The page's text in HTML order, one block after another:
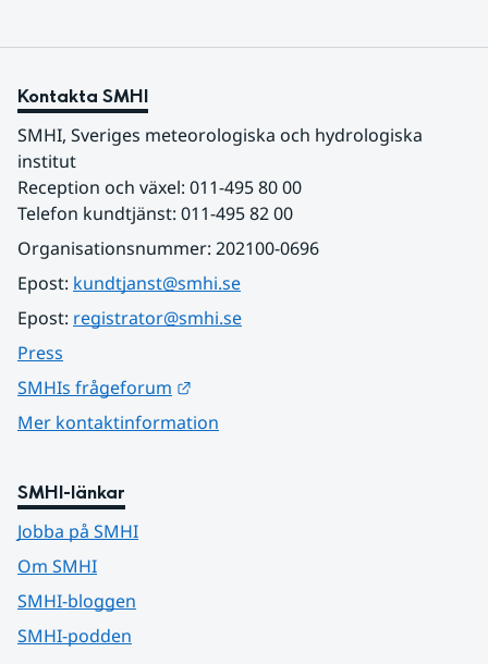
Kontakta SMHI
SMHI, Sveriges meteorologiska och hydrologiska
institut
Reception och växel: 011-495 80 00
Telefon kundtjänst: 011-495 82 00
Organisationsnummer: 202100-0696
Epost: kundtjanst@smhi.se
Epost: registrator@smhi.se
Press
SMHIs frågeforum
Mer kontaktinformation
SMHI-länkar
Jobba på SMHI
Om SMHI
SMHI-bloggen
SMHI-podden